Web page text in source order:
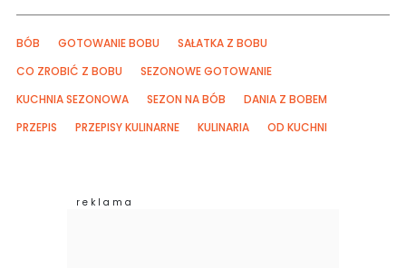
BÓB GOTOWANIE BOBU
SAŁATKA Z BOBU
CO ZROBIĆ Z BOBU
SEZONOWE GOTOWANIE
KUCHNIA SEZONOWA
SEZON NA BÓB
DANIA Z BOBEM
PRZEPIS
PRZEPISY KULINARNE KULINARIA OD KUCHNI